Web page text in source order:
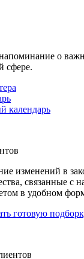
о
сфере.
календарь
изменений в
связанные с
в удобном
готовую